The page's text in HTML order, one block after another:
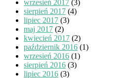
wrzesień 2017 (3)
sierpień 2017 (4)
lipiec 2017 (3)
maj 2017 (2)
kwiecień 2017 (2)
październik 2016 (1)
wrzesień 2016 (1)
sierpień 2016 (3)
lipiec 2016 (3)